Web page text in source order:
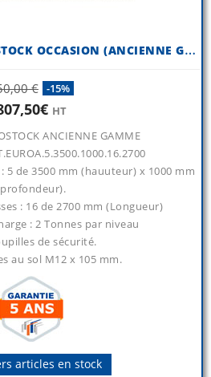
L
OT 5 ÉCHELLES EUROSTOCK OCCASION (ANCIENNE GAMME) | 3500 MM X 1000 MM
€ -15%
HT
ANCIENNE GAMME
5 de 3500 mm (hauuteur) x 1000 mm
: 16 de 2700 mm (Longueur)
: 2 Tonnes par niveau
de sécurité.
au sol M12 x 105 mm.
articles en stock